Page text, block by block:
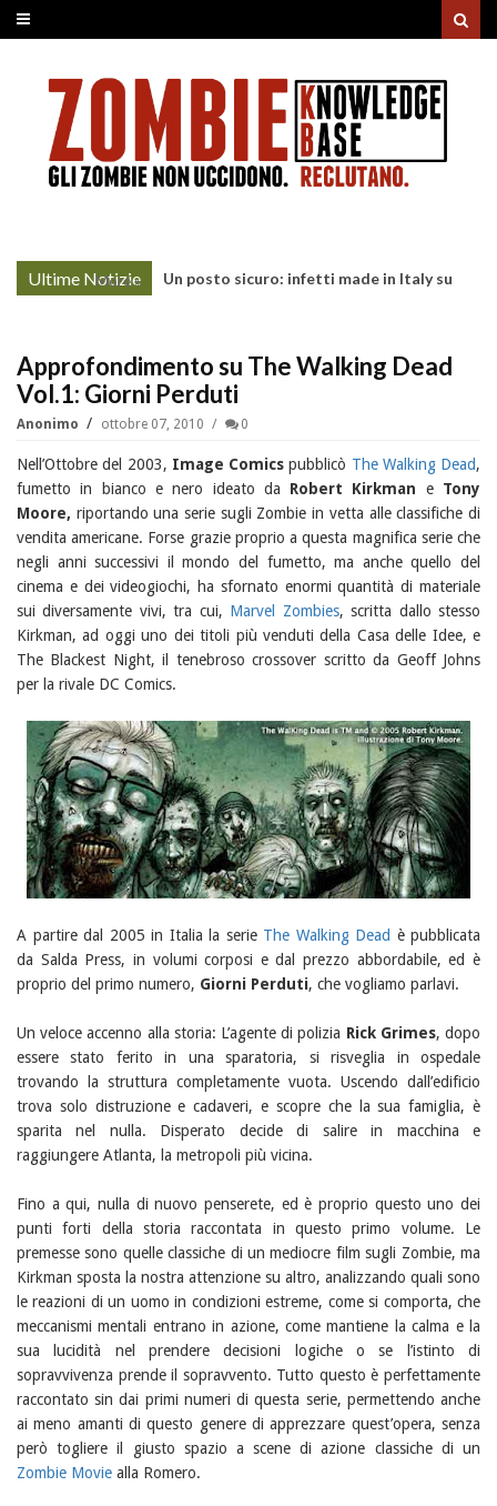
Ultime Notizie
More »
Un posto sicuro: infetti made in Italy su
Approfondimento su The Walking Dead
Vol.1: Giorni Perduti
Anonimo ottobre 07, 2010 0
Nell’Ottobre del 2003, Image Comics pubblicò The Walking Dead,
fumetto in bianco e nero ideato da Robert Kirkman e Tony
Moore, riportando una serie sugli Zombie in vetta alle classifiche di
vendita americane. Forse grazie proprio a questa magnifica serie che
negli anni successivi il mondo del fumetto, ma anche quello del
cinema e dei videogiochi, ha sfornato enormi quantità di materiale
sui diversamente vivi, tra cui, Marvel Zombies, scritta dallo stesso
Kirkman, ad oggi uno dei titoli più venduti della Casa delle Idee, e
The Blackest Night, il tenebroso crossover scritto da Geoff Johns
per la rivale DC Comics.
A partire dal 2005 in Italia la serie The Walking Dead è pubblicata
da Salda Press, in volumi corposi e dal prezzo abbordabile, ed è
proprio del primo numero, Giorni Perduti, che vogliamo parlavi.
Un veloce accenno alla storia: L’agente di polizia Rick Grimes, dopo
essere stato ferito in una sparatoria, si risveglia in ospedale
trovando la struttura completamente vuota. Uscendo dall’edificio
trova solo distruzione e cadaveri, e scopre che la sua famiglia, è
sparita nel nulla. Disperato decide di salire in macchina e
raggiungere Atlanta, la metropoli più vicina.
Fino a qui, nulla di nuovo penserete, ed è proprio questo uno dei
punti forti della storia raccontata in questo primo volume. Le
premesse sono quelle classiche di un mediocre film sugli Zombie, ma
Kirkman sposta la nostra attenzione su altro, analizzando quali sono
le reazioni di un uomo in condizioni estreme, come si comporta, che
meccanismi mentali entrano in azione, come mantiene la calma e la
sua lucidità nel prendere decisioni logiche o se l’istinto di
sopravvivenza prende il sopravvento. Tutto questo è perfettamente
raccontato sin dai primi numeri di questa serie, permettendo anche
ai meno amanti di questo genere di apprezzare quest’opera, senza
però togliere il giusto spazio a scene di azione classiche di un
Zombie Movie alla Romero.